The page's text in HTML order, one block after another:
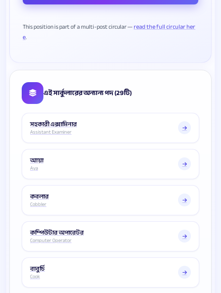
This position is part of a multi-post circular —read the full circular her
e
এই সার্কুলারের অন্যান্য পদ (29টি)
সহকারী এক্সামিনার
Assistant Examiner
আয়া
Aya
কবলার
Cobbler
কম্পিউটার অপারেটর
Computer Operator
বাবুর্চি
Cook